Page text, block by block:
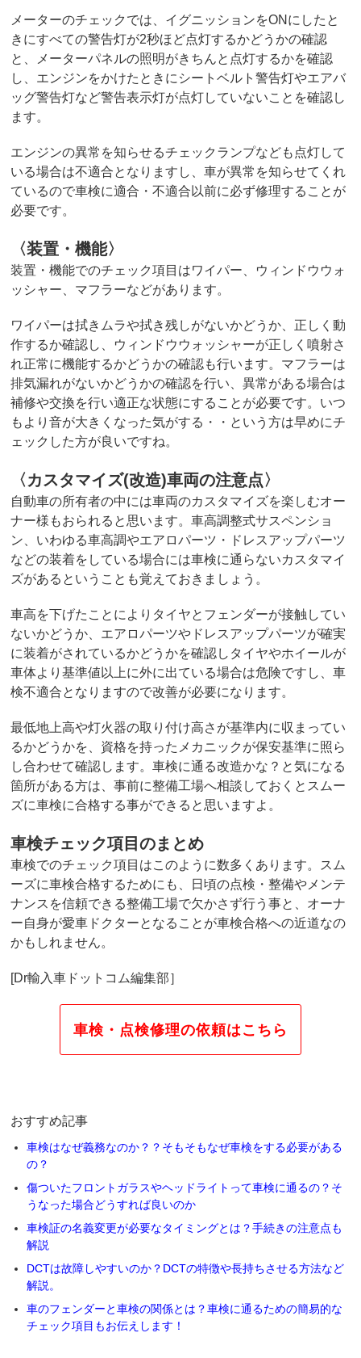
メーターのチェックでは、イグニッションをONにしたと
きにすべての警告灯が2秒ほど点灯するかどうかの確認
と、メーターパネルの照明がきちんと点灯するかを確認
し、エンジンをかけたときにシートベルト警告灯やエアバ
ッグ警告灯など警告表示灯が点灯していないことを確認し
ます。
エンジンの異常を知らせるチェックランプなども点灯して
いる場合は不適合となりますし、車が異常を知らせてくれ
ているので車検に適合・不適合以前に必ず修理することが
必要です。
〈装置・機能〉
装置・機能でのチェック項目はワイパー、ウィンドウウォ
ッシャー、マフラーなどがあります。
ワイパーは拭きムラや拭き残しがないかどうか、正しく動
作するか確認し、ウィンドウウォッシャーが正しく噴射さ
れ正常に機能するかどうかの確認も行います。マフラーは
排気漏れがないかどうかの確認を行い、異常がある場合は
補修や交換を行い適正な状態にすることが必要です。いつ
もより音が大きくなった気がする・・という方は早めにチ
ェックした方が良いですね。
〈カスタマイズ(改造)車両の注意点〉
自動車の所有者の中には車両のカスタマイズを楽しむオー
ナー様もおられると思います。車高調整式サスペンショ
ン、いわゆる車高調やエアロパーツ・ドレスアップパーツ
などの装着をしている場合には車検に通らないカスタマイ
ズがあるということも覚えておきましょう。
車高を下げたことによりタイヤとフェンダーが接触してい
ないかどうか、エアロパーツやドレスアップパーツが確実
に装着がされているかどうかを確認しタイヤやホイールが
車体より基準値以上に外に出ている場合は危険ですし、車
検不適合となりますので改善が必要になります。
最低地上高や灯火器の取り付け高さが基準内に収まってい
るかどうかを、資格を持ったメカニックが保安基準に照ら
し合わせて確認します。車検に通る改造かな？と気になる
箇所がある方は、事前に整備工場へ相談しておくとスムー
ズに車検に合格する事ができると思いますよ。
車検チェック項目のまとめ
車検でのチェック項目はこのように数多くあります。スム
ーズに車検合格するためにも、日頃の点検・整備やメンテ
ナンスを信頼できる整備工場で欠かさず行う事と、オーナ
ー自身が愛車ドクターとなることが車検合格への近道なの
かもしれません。
[Dr輸入車ドットコム編集部］
車検・点検修理の依頼はこちら
おすすめ記事
車検はなぜ義務なのか？？そもそもなぜ車検をする必要がある
の？
傷ついたフロントガラスやヘッドライトって車検に通るの？そ
うなった場合どうすれば良いのか
車検証の名義変更が必要なタイミングとは？手続きの注意点も
解説
DCTは故障しやすいのか？DCTの特徴や長持ちさせる方法など
解説。
車のフェンダーと車検の関係とは？車検に通るための簡易的な
チェック項目もお伝えします！